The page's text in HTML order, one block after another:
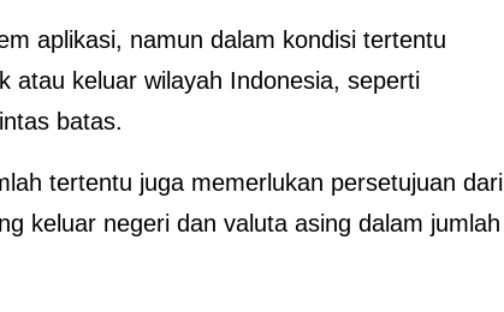
aplikasi, namun dalam kondisi tertentu
atau keluar wilayah Indonesia, seperti
batas.
tertentu juga memerlukan persetujuan dari
keluar negeri dan valuta asing dalam jumlah